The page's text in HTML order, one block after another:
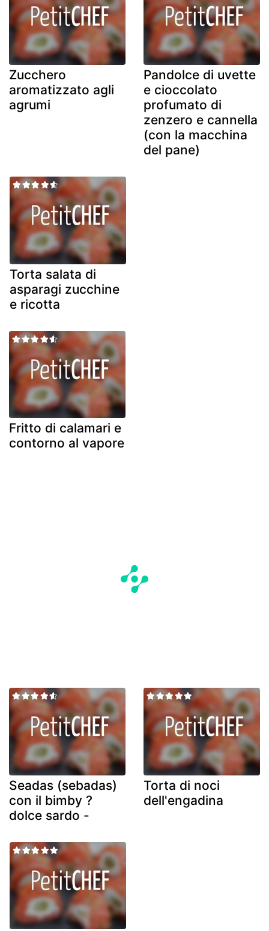
Zucchero
aromatizzato agli
agrumi
Pandolce di uvette
e cioccolato
profumato di
zenzero e cannella
(con la macchina
del pane)
Torta salata di
asparagi zucchine
e ricotta
Fritto di calamari e
contorno al vapore
Seadas (sebadas)
con il bimby ?
dolce sardo -
Torta di noci
dell'engadina